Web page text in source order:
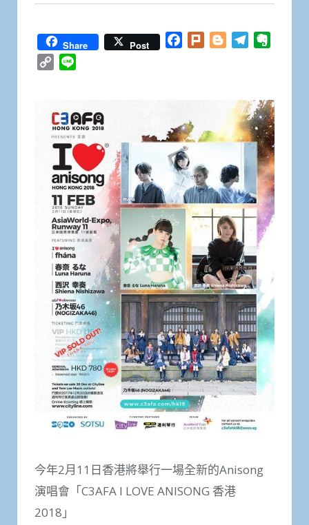
Share Post Facebook
Plurk BloggerTelegram
Copy
今年2月11日香港將舉行一場全新的Anisong
演唱會「C3AFA I LOVE ANISONG 香港
2018」